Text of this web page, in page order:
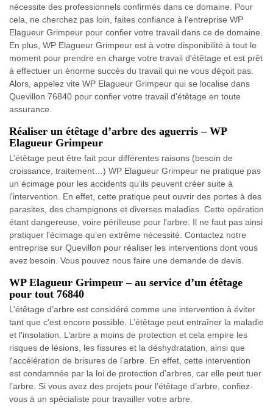
nécessite des professionnels confirmés dans ce domaine. Pour
cela, ne cherchez pas loin, faites confiance à l'entreprise WP
Elagueur Grimpeur pour confier votre travail dans ce de domaine.
En plus, WP Elagueur Grimpeur est à votre disponibilité à tout le
moment pour prendre en charge votre travail d'étêtage et est prêt
à effectuer un énorme succès du travail qui ne vous déçoit pas.
Alors, appelez vite WP Elagueur Grimpeur qui se localise dans
Quevillon 76840 pour confier votre travail d'étêtage en toute
assurance.
Réaliser un étêtage d’arbre des aguerris – WP
Elagueur Grimpeur
L’étêtage peut être fait pour différentes raisons (besoin de
croissance, traitement…) WP Elagueur Grimpeur ne pratique pas
un écimage pour les accidents qu’ils peuvent créer suite à
l’intervention. En effet, cette pratique peut ouvrir des portes à des
parasites, des champignons et diverses maladies. Cette opération
étant dangereuse, voire périlleuse pour l'arbre. Il ne faut pas ainsi
pratiquer l'écimage qu’en extrême nécessité. Contactez notre
entreprise sur Quevillon pour réaliser les interventions dont vous
avez besoin. Vous pouvez nous faire une demande de devis.
WP Elagueur Grimpeur – au service d’un étêtage
pour tout 76840
L’étêtage d’arbre est considéré comme une intervention à éviter
tant que c’est encore possible. L’étêtage peut entraîner la maladie
et l'insolation. L’arbre a moins de protection et cela empire les
risques de lésions, les fissures et la déshydratation, ainsi que
l'accélération de brisures de l’arbre. En effet, cette intervention
est condamnée par la loi de protection d’arbres, car elle peut tuer
l’arbre. Si vous avez des projets pour l’étêtage d’arbre, confiez-
vous à un spécialiste pour travailler votre arbre.